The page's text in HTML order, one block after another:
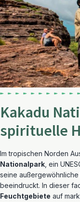
Kakadu
spirituelle
Im tropischen Norden
Nationalpark , ein
seine außergewöhnliche
beeindruckt. In dieser
Feuchtgebiete auf